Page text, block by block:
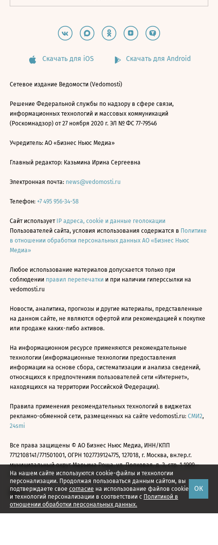
На нашем сайте используются cookie-файлы и технологии
персонализации. Продолжая пользоваться данным сайтом, вы
подтверждаете свое согласие на использование файлов cookie
и технологий персонализации в соответствии с Политикой в
отношении обработки персональных данных.
ОК
Скачать для iOS Скачать для Android
Сетевое издание Ведомости (Vedomosti)
Решение Федеральной службы по надзору в сфере связи,
информационных технологий и массовых коммуникаций
(Роскомнадзор) от 27 ноября 2020 г. ЭЛ № ФС 77-79546
Учредитель: АО «Бизнес Ньюс Медиа»
Главный редактор: Казьмина Ирина Сергеевна
Электронная почта: news@vedomosti.ru
Телефон: +7 495 956-34-58
Сайт использует IP адреса, cookie и данные геолокации
Пользователей сайта, условия использования содержатся в Политике
в отношении обработки персональных данных АО «Бизнес Ньюс
Медиа»
Любое использование материалов допускается только при
соблюдении правил перепечатки и при наличии гиперссылки на
vedomosti.ru
Новости, аналитика, прогнозы и другие материалы, представленные
на данном сайте, не являются офертой или рекомендацией к покупке
или продаже каких-либо активов.
На информационном ресурсе применяются рекомендательные
технологии (информационные технологии предоставления
информации на основе сбора, систематизации и анализа сведений,
относящихся к предпочтениям пользователей сети «Интернет»,
находящихся на территории Российской Федерации).
Правила применения рекомендательных технологий в виджетах
рекламно-обменной сети, размещенных на сайте vedomosti.ru: СМИ2,
24smi
Все права защищены © АО Бизнес Ньюс Медиа, ИНН/КПП
7712108141/771501001, ОГРН 1027739124775, 127018, г. Москва, вн.тер.г.
муниципальный округ Марьина Роща, ул. Полковая, д. 3, стр. 1 1999—
2026